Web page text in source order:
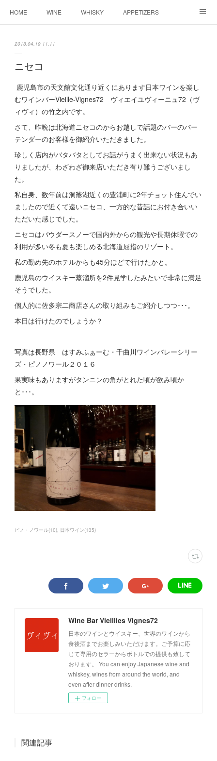
HOME WINE WHISKY APPETIZERS
2018.04.19 11:11
ニセコ
鹿児島市の天文館文化通り近くにあります日本ワインを楽し
むワインバーVieille-Vignes72 ヴィエイユヴィーニュ72（ヴ
ィヴィ）の竹之内です。
さて、昨晩は北海道ニセコのからお越しで話題のバーのバー
テンダーのお客様を御紹介いただきました。
珍しく店内がバタバタとしてお話がうまく出来ない状況もあ
りましたが、わざわざ御来店いただき有り難うございまし
た。
私自身、数年前は洞爺湖近くの豊浦町に2年チョット住んでい
ましたので近くて遠いニセコ、一方的な昔話にお付き合いい
ただいた感じでした。
ニセコはパウダースノーで国内外からの観光や長期休暇での
利用が多い冬も夏も楽しめる北海道屈指のリゾート。
私の勤め先のホテルからも45分ほどで行けたかと。
鹿児島のウイスキー蒸溜所を2件見学したみたいで非常に満足
そうでした。
個人的に佐多宗二商店さんの取り組みもご紹介しつつ･･･。
本日は行けたのでしょうか？
写真は長野県 はすみふぁーむ・千曲川ワインバレーシリー
ズ・ピノノワール２０１６
果実味もありますがタンニンの角がとれた頃が飲み頃か
と･･･。
ピノ・ノワール(10) 日本ワイン(135)
Wine Bar Vieillies Vignes72
日本のワインとウイスキー、世界のワインから
食後酒までお楽しみいただけます。ご予算に応
じて専用のセラーからボトルでの提供も致して
おります。 You can enjoy Japanese wine and
whiskey, wines from around the world, and
even after-dinner drinks.
フォロー
関連記事